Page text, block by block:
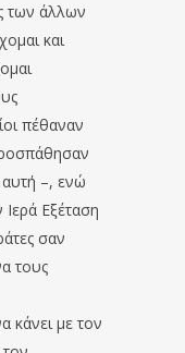
των άλλων
και
πέθαναν
–, ενώ
Εξέταση
σαν
τους
κάνει με τον